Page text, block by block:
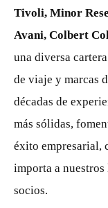
Tivoli, Minor
Avani, Colbert
una diversa
de viaje y marcas
décadas de
más sólidas,
éxito empresarial,
importa a
socios.